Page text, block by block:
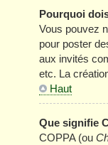
Pourquoi
Vous pouvez
pour poster
aux invités
etc. La
Haut
Que signifie
COPPA (ou